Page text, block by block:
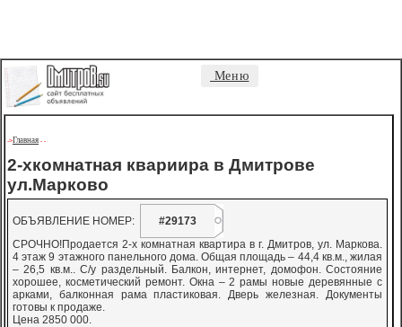
Меню
->Главная - -
2-хкомнатная квариира в Дмитрове
ул.Марково
ОБЪЯВЛЕНИЕ НОМЕР:
#29173
СРОЧНО!Продается 2-х комнатная квартира в г. Дмитров, ул. Маркова.
4 этаж 9 этажного панельного дома. Общая площадь – 44,4 кв.м., жилая
– 26,5 кв.м.. С/у раздельный. Балкон, интернет, домофон. Состояние
хорошее, косметический ремонт. Окна – 2 рамы новые деревянные с
арками, балконная рама пластиковая. Дверь железная. Документы
готовы к продаже.
Цена 2850 000.